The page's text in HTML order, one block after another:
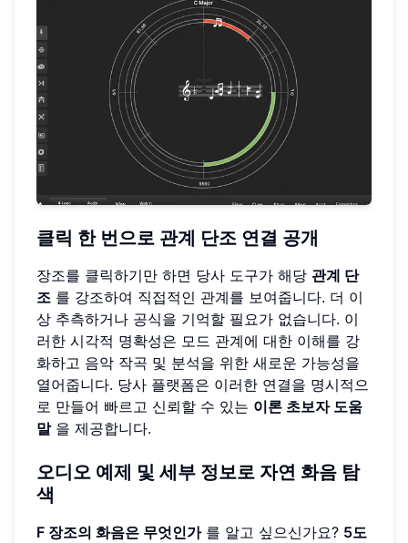
클릭 한 번으로 관계 단조 연결 공개
장조를 클릭하기만 하면 당사 도구가 해당 관계 단
조 를 강조하여 직접적인 관계를 보여줍니다. 더 이
상 추측하거나 공식을 기억할 필요가 없습니다. 이
러한 시각적 명확성은 모드 관계에 대한 이해를 강
화하고 음악 작곡 및 분석을 위한 새로운 가능성을
열어줍니다. 당사 플랫폼은 이러한 연결을 명시적으
로 만들어 빠르고 신뢰할 수 있는 이론 초보자 도움
말을 제공합니다.
오디오 예제 및 세부 정보로 자연 화음 탐
색
F 장조의 화음은 무엇인가를 알고 싶으신가요? 5도